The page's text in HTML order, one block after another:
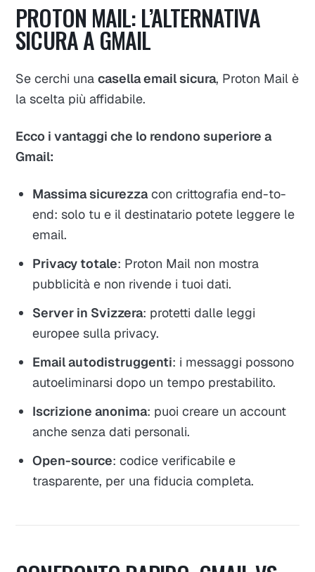
PROTON MAIL: L’ALTERNATIVA
SICURA A GMAIL
Se cerchi unacasella email sicura, Proton Mail è
la scelta più affidabile.
Ecco i vantaggi che lo rendono superiore a
Gmail:
Massima sicurezzacon crittografia end-to-
end: solo tu e il destinatario potete leggere le
email.
Privacy totale: Proton Mail non mostra
pubblicità e non rivende i tuoi dati.
Server in Svizzera: protetti dalle leggi
europee sulla privacy.
Email autodistruggenti: i messaggi possono
autoeliminarsi dopo un tempo prestabilito.
Iscrizione anonima: puoi creare un account
anche senza dati personali.
Open-source: codice verificabile e
trasparente, per una fiducia completa.